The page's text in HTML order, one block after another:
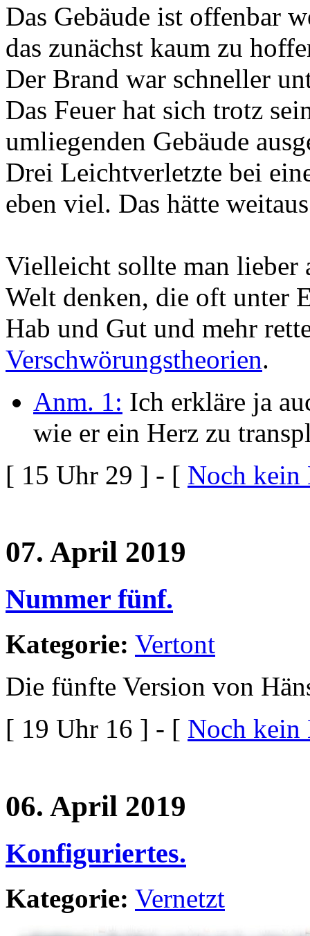
Das Gebäude ist offenbar
das zunächst kaum zu
Der Brand war schneller
Das Feuer hat sich trotz
umliegenden Gebäude
Drei Leichtverletzte bei
eben viel. Das hätte
Vielleicht sollte man lieber
Welt denken, die oft unter
Hab und Gut und mehr
Verschwörungstheorien.
Anm. 1: Ich erkläre ja
wie er ein Herz zu
[ 15 Uhr 29 ] - [ Noch kein
07. April 2019
Nummer fünf.
Kategorie: Vertont
Die fünfte Version von
[ 19 Uhr 16 ] - [ Noch kein
06. April 2019
Konfiguriertes.
Kategorie: Vernetzt